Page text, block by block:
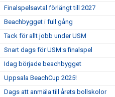
Finalspelsavtal förlängt till 2027
Beachbygget i full gång
Tack för allt jobb under USM
Snart dags för USM:s finalspel
Idag började beachbygget
Uppsala BeachCup 2025!
Dags att anmäla till årets bollskolor